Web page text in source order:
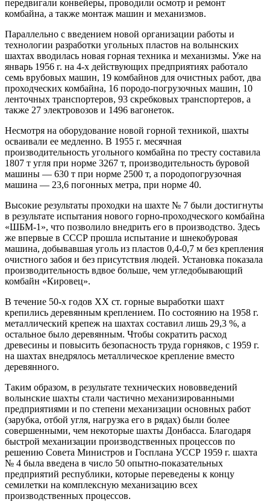
передвигали конвейеры, проводили осмотр и ремонт
комбайна, а также монтаж машин и механизмов.
Параллельно с введением новой организации работы и
технологии разработки угольных пластов на волынских
шахтах вводилась новая горная техника и механизмы. Уже на
январь 1956 г. на 4-х действующих предприятиях работало
семь врубовых машин, 19 комбайнов для очистных работ, два
проходческих комбайна, 16 породо-погрузочных машин, 10
ленточных транспортеров, 93 скребковых транспортеров, а
также 27 электровозов и 1496 вагонеток.
Несмотря на оборудование новой горной техникой, шахты
осваивали ее медленно. В 1955 г. месячная
производительность угольного комбайна по тресту составила
1807 т угля при норме 3267 т, производительность буровой
машины — 630 т при норме 2500 т, а породопогрузочная
машина — 23,6 погонных метра, при норме 40.
Высокие результаты проходки на шахте № 7 были достигнуты
в результате испытания нового горно-проходческого комбайна
«ШБМ-1», что позволило внедрить его в производство. Здесь
же впервые в СССР прошла испытание и шнекобуровая
машина, добывавшая уголь из пластов 0,4-0,7 м без крепления
очистного забоя и без присутствия людей. Установка показала
производительность вдвое больше, чем угледобывающий
комбайн «Кировец».
В течение 50-х годов ХХ ст. горные выработки шахт
крепились деревянным креплением. По состоянию на 1958 г.
металлический крепеж на шахтах составил лишь 29,3 %, а
остальное было деревянным. Чтобы сократить расход
древесины и повысить безопасность труда горняков, с 1959 г.
на шахтах внедрялось металлическое крепление вместо
деревянного.
Таким образом, в результате технических нововведений
волынские шахты стали частично механизированными
предприятиями и по степени механизации основных работ
(зарубка, отбой угля, нагрузка его в рядах) были более
совершенными, чем некоторые шахты Донбасса. Благодаря
быстрой механизации производственных процессов по
решению Совета Министров и Госплана УССР 1959 г. шахта
№ 4 была введена в число 50 опытно-показательных
предприятий республики, которые переведены к концу
семилетки на комплексную механизацию всех
производственных процессов.